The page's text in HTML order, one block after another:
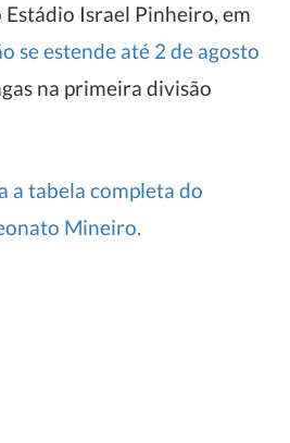
Israel Pinheiro, em
se estende até 2 de agosto
na primeira divisão
a tabela completa do
Mineiro.